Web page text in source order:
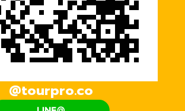
@tourpro.co